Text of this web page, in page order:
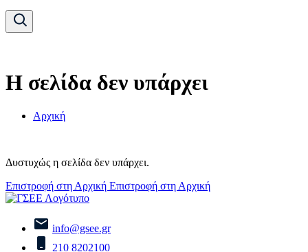
Η σελίδα δεν υπάρχει
Αρχική
Δυστυχώς η σελίδα δεν υπάρχει.
Επιστροφή στη Αρχική Επιστροφή στη Αρχική
info@gsee.gr
210 8202100